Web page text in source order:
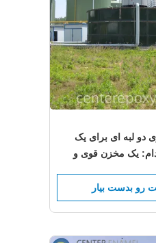
دو لبه ای برای یک
دام: یک مخزن قوی و
کشاورزی سنگین
رو بدست بیار